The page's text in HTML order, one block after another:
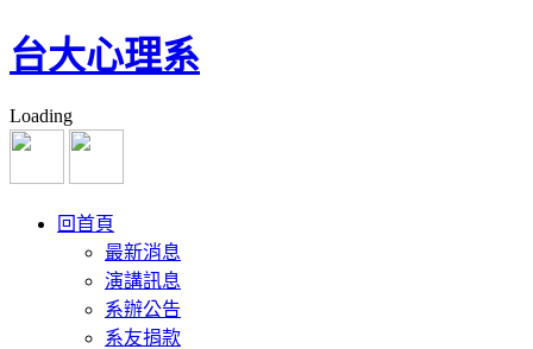
台大心理系
Loading
回首頁
最新消息
演講訊息
系辦公告
系友捐款